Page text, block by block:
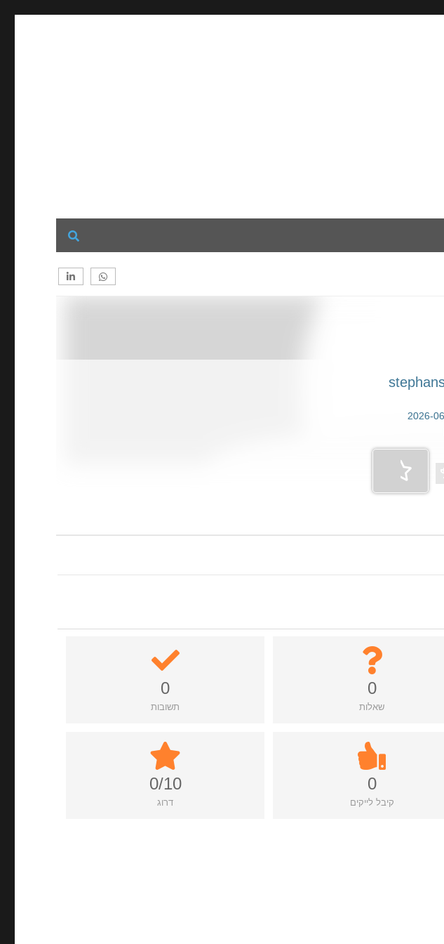
0
שאלות
0
תשובות
0
קיבל לייקים
0/10
דרוג